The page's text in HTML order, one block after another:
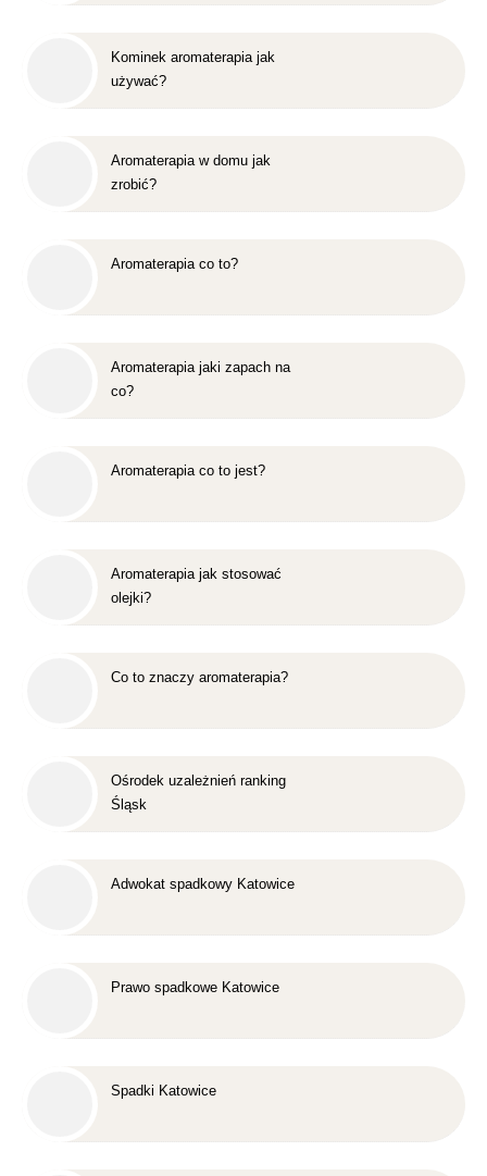
Kominek aromaterapia jak
używać?
Aromaterapia w domu jak
zrobić?
Aromaterapia co to?
Aromaterapia jaki zapach na
co?
Aromaterapia co to jest?
Aromaterapia jak stosować
olejki?
Co to znaczy aromaterapia?
Ośrodek uzależnień ranking
Śląsk
Adwokat spadkowy Katowice
Prawo spadkowe Katowice
Spadki Katowice